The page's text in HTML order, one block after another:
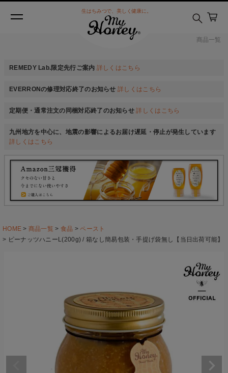
商品一覧
生はちみつで、美しく健康に。
REMEDY Lab.限定先行ご案内 詳しくはこちら
EVERRONの修理対応終了のお知らせ 詳しくはこちら
定期便・通常注文の同梱対応終了のお知らせ 詳しくはこちら
九州地方を中心に、地震の影響によるお届け遅延・停止が発生しています
詳しくはこちら
HOME 商品一覧 食品
ペースト
ピーナッツハニーL(200g) / 箱なし簡易包装・手提げ袋無し【当日出荷可能】